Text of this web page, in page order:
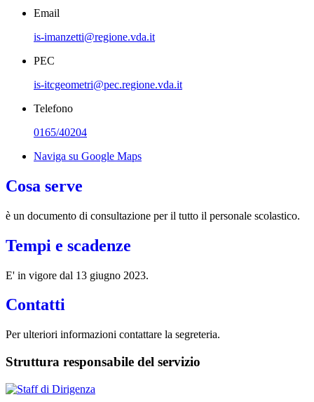
Email
is-imanzetti@regione.vda.it
PEC
is-itcgeometri@pec.regione.vda.it
Telefono
0165/40204
Naviga su Google Maps
Cosa serve
è un documento di consultazione per il tutto il personale scolastico.
Tempi e scadenze
E' in vigore dal 13 giugno 2023.
Contatti
Per ulteriori informazioni contattare la segreteria.
Struttura responsabile del servizio